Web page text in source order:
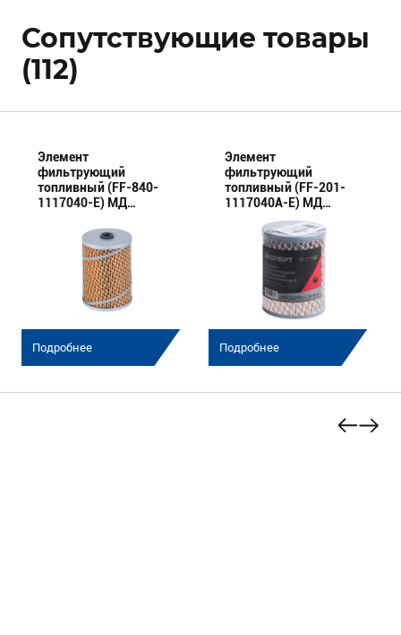
Сопутствующие товары
(112)
Элемент
фильтрующий
топливный (FF-840-
1117040-E) МД
Подробнее
Элемент
фильтрующий
топливный (FF-201-
1117040А-E) МД
(Эксперт)
Подробнее